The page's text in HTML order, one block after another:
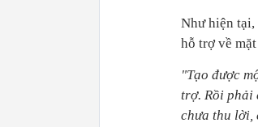
Như hiện tại,
hỗ trợ về
"Tạo được
trợ. Rồi phải
chưa thu lời,